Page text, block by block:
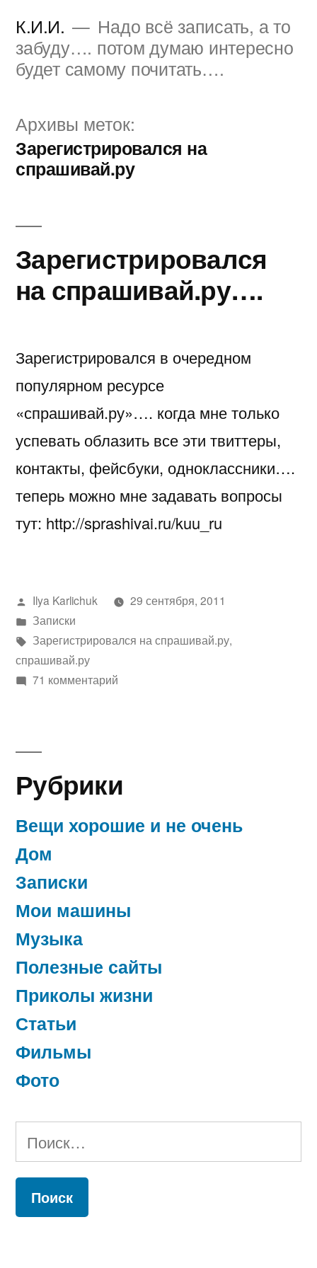
содержимому
К.И.И.
Надо всё записать, а то
забуду…. потом думаю интересно
будет самому почитать….
Архивы меток:
Зарегистрировался на
спрашивай.ру
Зарегистрировался
на спрашивай.ру….
Зарегистрировался в очередном
популярном ресурсе
«спрашивай.ру»…. когда мне только
успевать облазить все эти твиттеры,
контакты, фейсбуки, одноклассники….
теперь можно мне задавать вопросы
тут: http://sprashivai.ru/kuu_ru
Написано
автором
Ilya Karlichuk
29 сентября, 2011
Написано
в
Записки
Метки:
Зарегистрировался на спрашивай.ру,
спрашивай.ру
71 комментарийк
Рубрики
Вещи хорошие и не очень
Дом
Записки
Мои машины
Музыка
Полезные сайты
Приколы жизни
Статьи
Фильмы
Фото
Найти: